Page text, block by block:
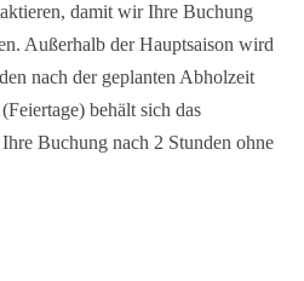
damit wir Ihre Buchung
Außerhalb der Hauptsaison wird
nach der geplanten Abholzeit
behält sich das
Buchung nach 2 Stunden ohne